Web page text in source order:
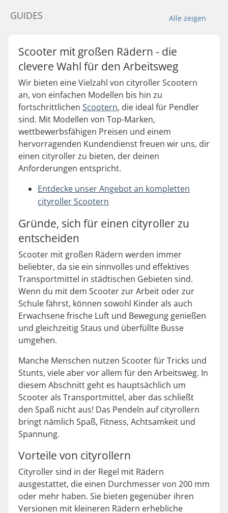
Alle zeigen
GUIDES
Scooter mit großen Rädern - die
clevere Wahl für den Arbeitsweg
Wir bieten eine Vielzahl von cityroller Scootern
an, von einfachen Modellen bis hin zu
fortschrittlichen Scootern, die ideal für Pendler
sind. Mit Modellen von Top-Marken,
wettbewerbsfähigen Preisen und einem
hervorragenden Kundendienst freuen wir uns, dir
einen cityroller zu bieten, der deinen
Anforderungen entspricht.
Entdecke unser Angebot an kompletten
cityroller Scootern
Gründe, sich für einen cityroller zu
entscheiden
Scooter mit großen Rädern werden immer
beliebter, da sie ein sinnvolles und effektives
Transportmittel in städtischen Gebieten sind.
Wenn du mit dem Scooter zur Arbeit oder zur
Schule fährst, können sowohl Kinder als auch
Erwachsene frische Luft und Bewegung genießen
und gleichzeitig Staus und überfüllte Busse
umgehen.
Manche Menschen nutzen Scooter für Tricks und
Stunts, viele aber vor allem für den Arbeitsweg. In
diesem Abschnitt geht es hauptsächlich um
Scooter als Transportmittel, aber das schließt
den Spaß nicht aus! Das Pendeln auf cityrollern
bringt nämlich Spaß, Fitness, Achtsamkeit und
Spannung.
Vorteile von cityrollern
Cityroller sind in der Regel mit Rädern
ausgestattet, die einen Durchmesser von 200 mm
oder mehr haben. Sie bieten gegenüber ihren
Versionen mit kleineren Rädern erhebliche